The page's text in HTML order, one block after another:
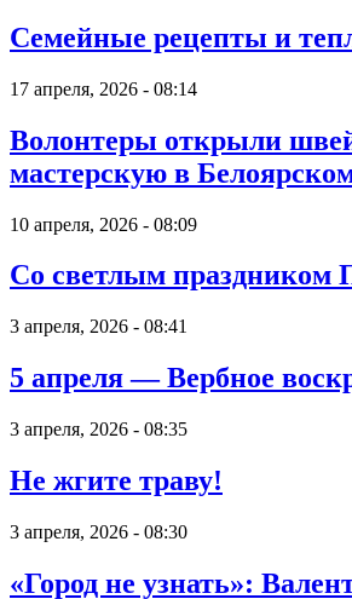
Семейные рецепты и
17 апреля, 2026 - 08:14
Волонтеры открыли
мастерскую в
10 апреля, 2026 - 08:09
Со светлым праздником
3 апреля, 2026 - 08:41
5 апреля — Вербное
3 апреля, 2026 - 08:35
Не жгите траву!
3 апреля, 2026 - 08:30
«Город не узнать»: